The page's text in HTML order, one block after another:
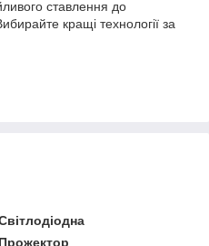
ставлення до
кращі технології за
Прожектор